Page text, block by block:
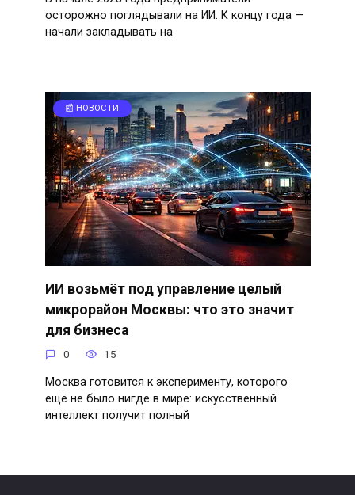
осторожно поглядывали на ИИ. К концу года —
начали закладывать на
📰 НОВОСТИ
ИИ возьмёт под управление целый
микрорайон Москвы: что это значит
для бизнеса
0 15
Москва готовится к эксперименту, которого
ещё не было нигде в мире: искусственный
интеллект получит полный